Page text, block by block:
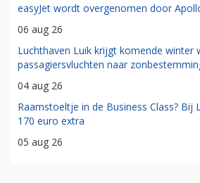
easyJet wordt overgenomen door
06 aug 26
Luchthaven Luik krijgt komende winter
passagiersvluchten naar
04 aug 26
Raamstoeltje in de Business Class? Bij
170 euro extra
05 aug 26